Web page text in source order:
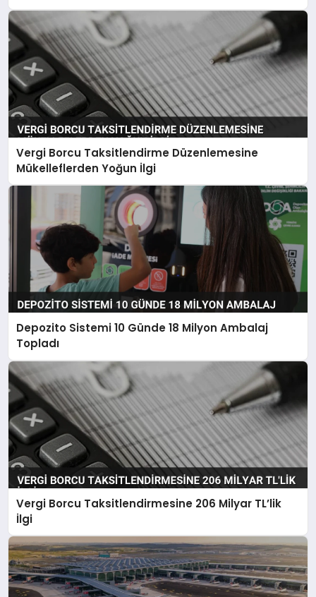
Vergi Borcu Taksitlendirme Düzenlemesine
Mükelleflerden Yoğun İlgi
Depozito Sistemi 10 Günde 18 Milyon Ambalaj
Topladı
Vergi Borcu Taksitlendirmesine 206 Milyar TL’lik
İlgi